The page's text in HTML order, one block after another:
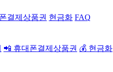
결제상품권 현금화 FAQ
📲 휴대폰결제상품권 💰 현금화